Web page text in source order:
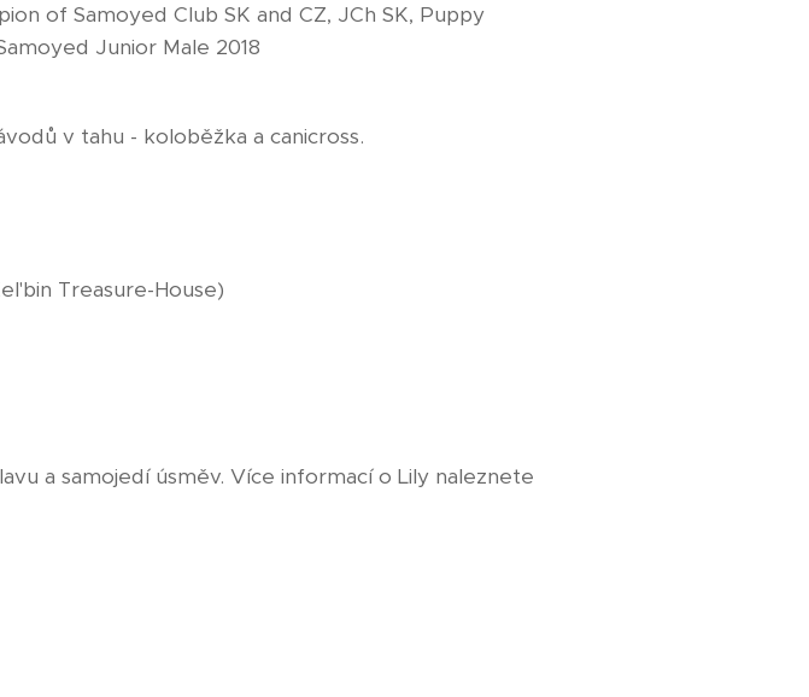
of Samoyed Club SK and CZ, JCh SK, Puppy
Junior Male 2018
v tahu - koloběžka a canicross.
Treasure-House)
a samojedí úsměv. Více informací o Lily naleznete